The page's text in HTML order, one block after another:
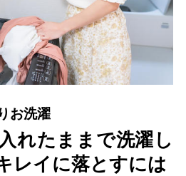
お洗濯
れたままで洗濯し
レイに落とすには